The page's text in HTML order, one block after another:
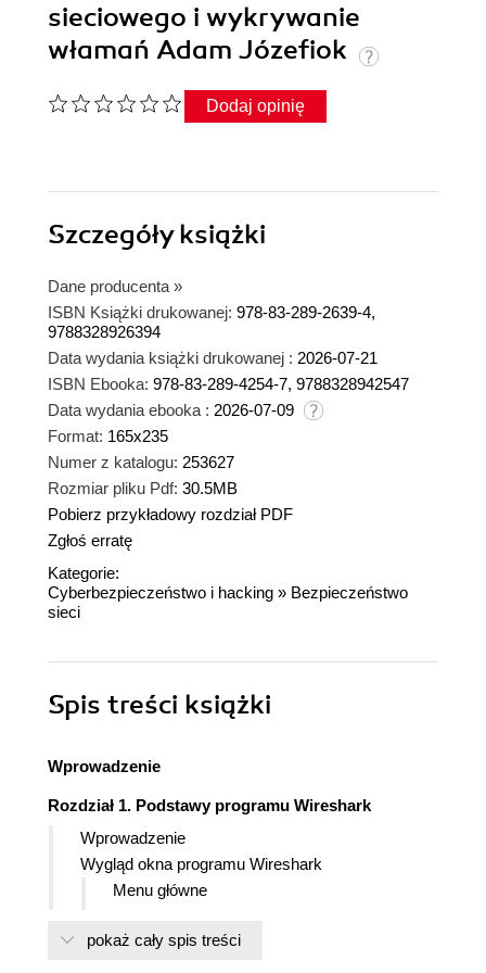
sieciowego i wykrywanie
włamań Adam Józefiok
Dodaj opinię
Szczegółyksiążki
Dane producenta »
ISBN Książki drukowanej: 978-83-289-2639-4,
9788328926394
Data wydania książki drukowanej : 2026-07-21
ISBN Ebooka: 978-83-289-4254-7, 9788328942547
Data wydania ebooka : 2026-07-09
Format: 165x235
Numer z katalogu: 253627
Rozmiar pliku Pdf: 30.5MB
Pobierz przykładowy rozdział PDF
Zgłoś erratę
Kategorie:
Cyberbezpieczeństwo i hacking » Bezpieczeństwo
sieci
Spis treści książki
Wprowadzenie
Rozdział 1. Podstawy programu Wireshark
Wprowadzenie
Wygląd okna programu Wireshark
Menu główne
Komunikacja w Wiresharku
pokaż cały spis treści